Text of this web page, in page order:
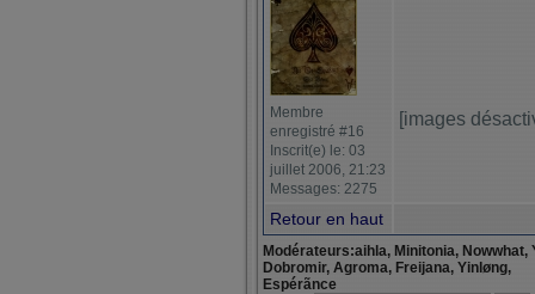
Membre
enregistré #16
Inscrit(e) le: 03
juillet 2006, 21:23
Messages: 2275
[images
Retour en haut
Modérateurs:aihla, Minitonia, Nowwhat,
Dobromir, Agroma, Freijana, Yinløng,
Espérãnce